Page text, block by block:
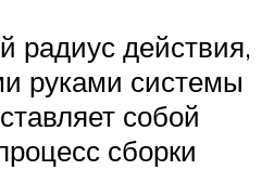
радиус действия,
руками системы
собой
сборки